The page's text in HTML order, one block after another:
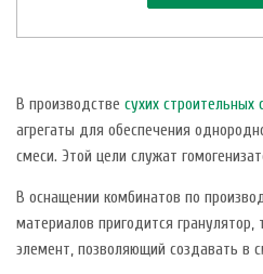
В производстве сухих строительных
агрегаты для обеспечения
смеси. Этой цели служат
В оснащении комбинатов по
материалов пригодится гранулятор,
элемент, позволяющий создавать в